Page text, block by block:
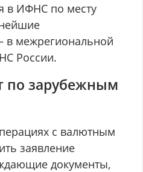
в ИФНС по месту
в межрегиональной
России.
по зарубежным
с валютным
заявление
документы,